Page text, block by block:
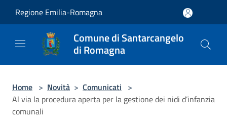
Regione Emilia-Romagna
Comune di Santarcangelo
di Romagna
Home > Novità > Comunicati >
Al via la procedura aperta per la gestione dei nidi d’infanzia
comunali